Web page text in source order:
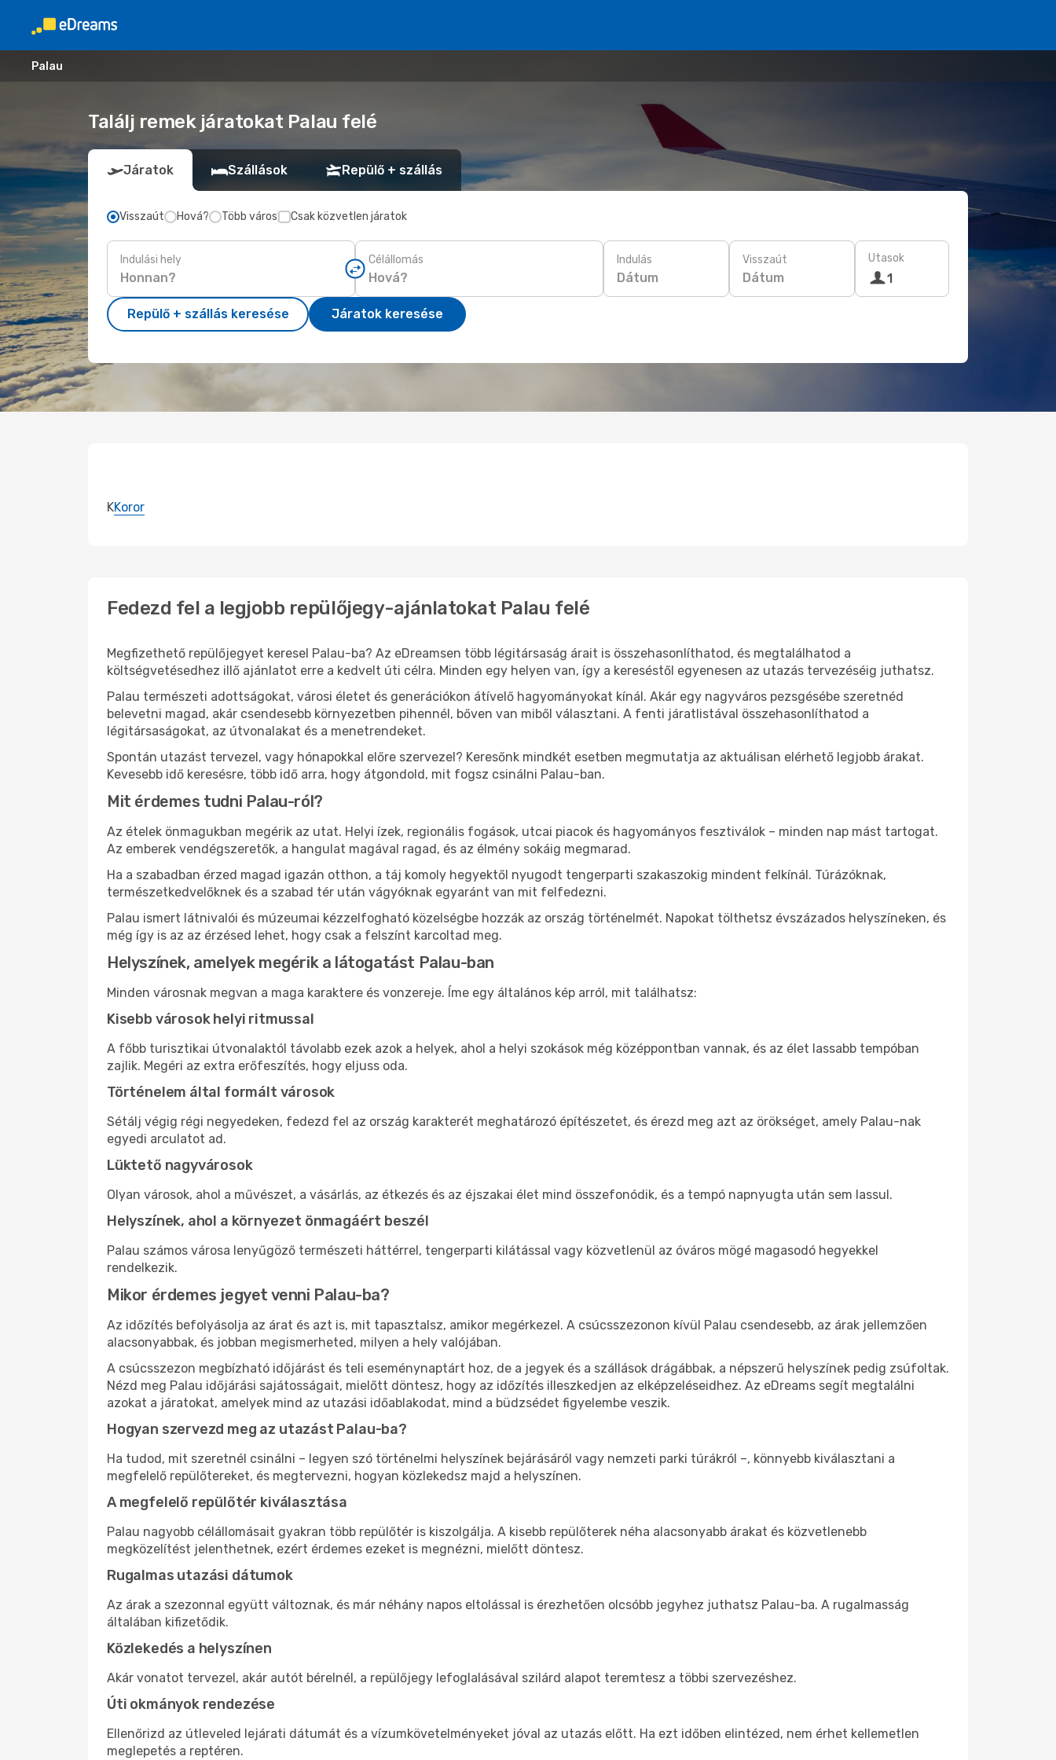
Palau
Találj remek járatokat Palau felé
Járatok Szállások Repülő + szállás
Visszaút Hová? Több város Csak közvetlen járatok
Indulási hely Célállomás Indulás
Dátum
Visszaút
Dátum
Utasok
1
Repülő + szállás keresése Járatok keresése
KKoror
Fedezd fel a legjobb repülőjegy-ajánlatokat Palau felé
Megfizethető repülőjegyet keresel Palau-ba? Az eDreamsen több légitársaság árait is összehasonlíthatod, és megtalálhatod a
költségvetésedhez illő ajánlatot erre a kedvelt úti célra. Minden egy helyen van, így a kereséstől egyenesen az utazás tervezéséig juthatsz.
Palau természeti adottságokat, városi életet és generációkon átívelő hagyományokat kínál. Akár egy nagyváros pezsgésébe szeretnéd
belevetni magad, akár csendesebb környezetben pihennél, bőven van miből választani. A fenti járatlistával összehasonlíthatod a
légitársaságokat, az útvonalakat és a menetrendeket.
Spontán utazást tervezel, vagy hónapokkal előre szervezel? Keresőnk mindkét esetben megmutatja az aktuálisan elérhető legjobb árakat.
Kevesebb idő keresésre, több idő arra, hogy átgondold, mit fogsz csinálni Palau-ban.
Mit érdemes tudni Palau-ról?
Az ételek önmagukban megérik az utat. Helyi ízek, regionális fogások, utcai piacok és hagyományos fesztiválok – minden nap mást tartogat.
Az emberek vendégszeretők, a hangulat magával ragad, és az élmény sokáig megmarad.
Ha a szabadban érzed magad igazán otthon, a táj komoly hegyektől nyugodt tengerparti szakaszokig mindent felkínál. Túrázóknak,
természetkedvelőknek és a szabad tér után vágyóknak egyaránt van mit felfedezni.
Palau ismert látnivalói és múzeumai kézzelfogható közelségbe hozzák az ország történelmét. Napokat tölthetsz évszázados helyszíneken, és
még így is az az érzésed lehet, hogy csak a felszínt karcoltad meg.
Helyszínek, amelyek megérik a látogatást Palau-ban
Minden városnak megvan a maga karaktere és vonzereje. Íme egy általános kép arról, mit találhatsz:
Kisebb városok helyi ritmussal
A főbb turisztikai útvonalaktól távolabb ezek azok a helyek, ahol a helyi szokások még középpontban vannak, és az élet lassabb tempóban
zajlik. Megéri az extra erőfeszítés, hogy eljuss oda.
Történelem által formált városok
Sétálj végig régi negyedeken, fedezd fel az ország karakterét meghatározó építészetet, és érezd meg azt az örökséget, amely Palau-nak
egyedi arculatot ad.
Lüktető nagyvárosok
Olyan városok, ahol a művészet, a vásárlás, az étkezés és az éjszakai élet mind összefonódik, és a tempó napnyugta után sem lassul.
Helyszínek, ahol a környezet önmagáért beszél
Palau számos városa lenyűgöző természeti háttérrel, tengerparti kilátással vagy közvetlenül az óváros mögé magasodó hegyekkel
rendelkezik.
Mikor érdemes jegyet venni Palau-ba?
Az időzítés befolyásolja az árat és azt is, mit tapasztalsz, amikor megérkezel. A csúcsszezonon kívül Palau csendesebb, az árak jellemzően
alacsonyabbak, és jobban megismerheted, milyen a hely valójában.
A csúcsszezon megbízható időjárást és teli eseménynaptárt hoz, de a jegyek és a szállások drágábbak, a népszerű helyszínek pedig zsúfoltak.
Nézd meg Palau időjárási sajátosságait, mielőtt döntesz, hogy az időzítés illeszkedjen az elképzeléseidhez. Az eDreams segít megtalálni
azokat a járatokat, amelyek mind az utazási időablakodat, mind a büdzsédet figyelembe veszik.
Hogyan szervezd meg az utazást Palau-ba?
Ha tudod, mit szeretnél csinálni – legyen szó történelmi helyszínek bejárásáról vagy nemzeti parki túrákról –, könnyebb kiválasztani a
megfelelő repülőtereket, és megtervezni, hogyan közlekedsz majd a helyszínen.
A megfelelő repülőtér kiválasztása
Palau nagyobb célállomásait gyakran több repülőtér is kiszolgálja. A kisebb repülőterek néha alacsonyabb árakat és közvetlenebb
megközelítést jelenthetnek, ezért érdemes ezeket is megnézni, mielőtt döntesz.
Rugalmas utazási dátumok
Az árak a szezonnal együtt változnak, és már néhány napos eltolással is érezhetően olcsóbb jegyhez juthatsz Palau-ba. A rugalmasság
általában kifizetődik.
Közlekedés a helyszínen
Akár vonatot tervezel, akár autót bérelnél, a repülőjegy lefoglalásával szilárd alapot teremtesz a többi szervezéshez.
Úti okmányok rendezése
Ellenőrizd az útleveled lejárati dátumát és a vízumkövetelményeket jóval az utazás előtt. Ha ezt időben elintézed, nem érhet kellemetlen
meglepetés a reptéren.